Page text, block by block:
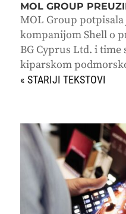
MOL GROUP
MOL Group potpisala
kompanijom Shell o
BG Cyprus Ltd. i time
kiparskom
« STARIJI UNOSI